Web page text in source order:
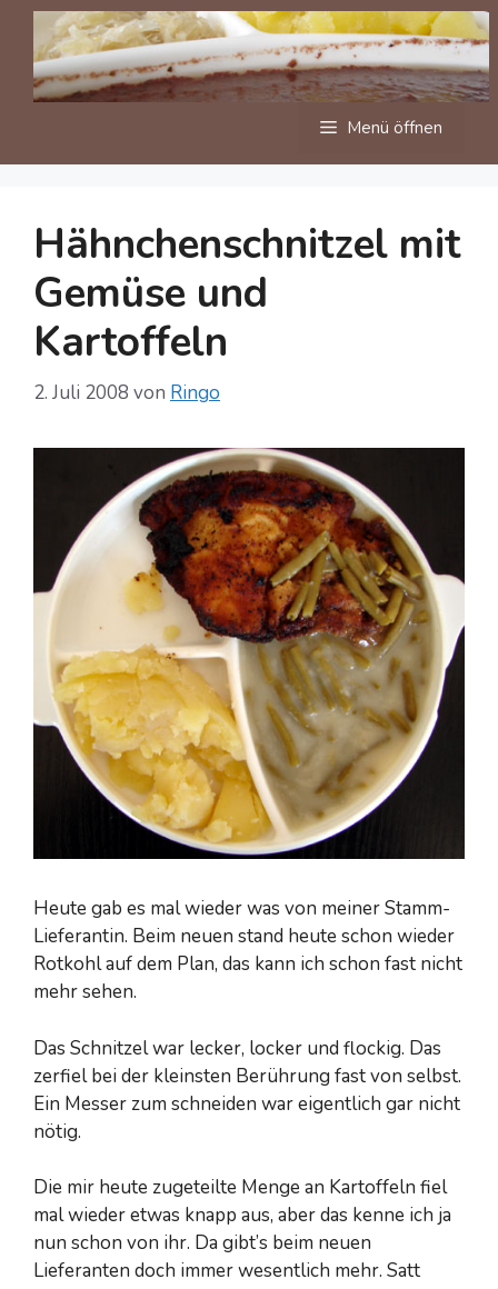
Zum
Inhalt
springen
Menü öffnen
Hähnchenschnitzel mit
Gemüse und
Kartoffeln
2. Juli 2008 von Ringo
Heute gab es mal wieder was von meiner Stamm-
Lieferantin. Beim neuen stand heute schon wieder
Rotkohl auf dem Plan, das kann ich schon fast nicht
mehr sehen.
Das Schnitzel war lecker, locker und flockig. Das
zerfiel bei der kleinsten Berührung fast von selbst.
Ein Messer zum schneiden war eigentlich gar nicht
nötig.
Die mir heute zugeteilte Menge an Kartoffeln fiel
mal wieder etwas knapp aus, aber das kenne ich ja
nun schon von ihr. Da gibt’s beim neuen
Lieferanten doch immer wesentlich mehr. Satt